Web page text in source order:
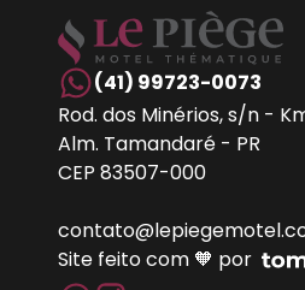
(41) 99723-0073
Rod. dos Minérios, s/n -
Alm. Tamandaré - PR
CEP 83507-000
Site feito com 🧡 por